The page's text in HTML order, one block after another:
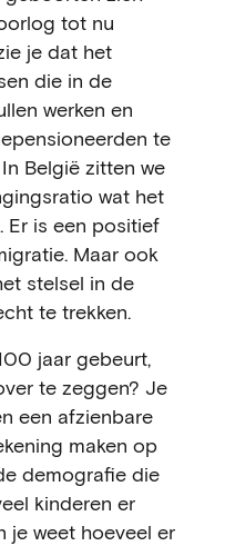
tot nu
je dat het
die in de
werken en
te
België zitten we
wat het
Er is een positief
Maar ook
stelsel in de
te trekken.
jaar gebeurt,
te zeggen? Je
een afzienbare
maken op
demografie die
kinderen er
je weet hoeveel er